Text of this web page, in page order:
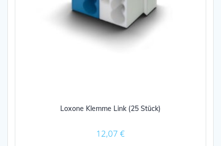
Loxone Klemme Link (25 Stück)
12,07 €